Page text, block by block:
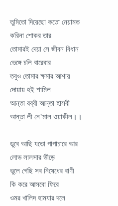
তুমিতো দিয়েছো কতো নেয়ামত
করিনা শোকর তার
তোমারই দেয়া সে জীবন বিধান
ভেঙ্গে চলি বারেবার
তবুও তোমার ক্ষমার আশায়
দোয়ায় হই শামিল
আন্তা রব্বী আন্তা হাসবী
আন্তা লী নে'মাল ওয়াকীল।।
ডুবে আছি যতো পাপাচারে আর
লোভ লালসার ভীড়ে
ভুলে গেছি সব নিষেধের বাণী
কি করে আসবো ফিরে
ওমর খালিদ হামযার দলে